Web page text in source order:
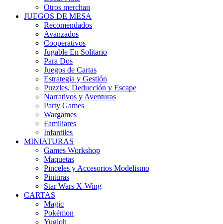
Otros merchan
JUEGOS DE MESA
Recomendados
Avanzados
Cooperativos
Jugable En Solitario
Para Dos
Juegos de Cartas
Estrategia y Gestión
Puzzles, Deducción y Escape
Narrativos y Aventuras
Party Games
Wargames
Familiares
Infantiles
MINIATURAS
Games Workshop
Maquetas
Pinceles y Accesorios Modelismo
Pinturas
Star Wars X-Wing
CARTAS
Magic
Pokémon
Yugioh